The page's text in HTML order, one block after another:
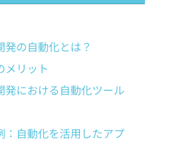
の自動化とは？
リット
における自動化ツール
自動化を活用したアプ